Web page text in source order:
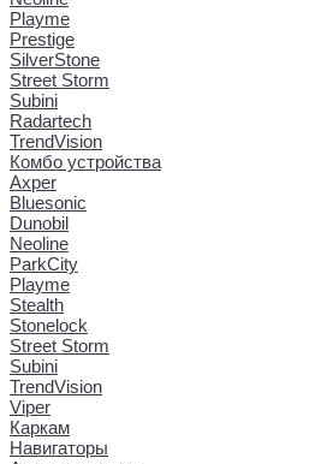
Playme
Prestige
SilverStone
Street Storm
Subini
Radartech
TrendVision
Комбо устройства
Axper
Bluesonic
Dunobil
Neoline
ParkCity
Playme
Stealth
Stonelock
Street Storm
Subini
TrendVision
Viper
Каркам
Навигаторы